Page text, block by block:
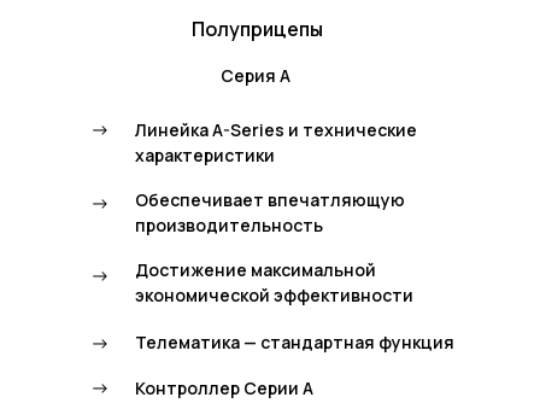
->
->
->
->
Полуприцепы
->
Серия А
Линейка A-Series и технические
характеристики
Обеспечивает впечатляющую
производительность
Достижение максимальной
экономической эффективности
Телематика — стандартная функция
Контроллер Серии А